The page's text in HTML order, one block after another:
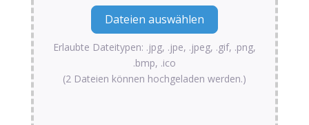
Erlaubte Dateitypen: .jpg, .jpe, .jpeg, .gif, .png,
.bmp, .ico
(2 Dateien können hochgeladen werden.)